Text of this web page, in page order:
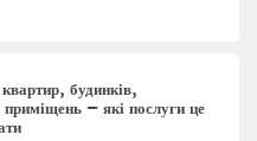
будинків,
приміщень – які послуги це